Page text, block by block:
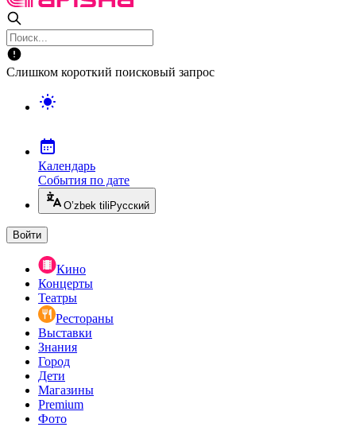
Слишком короткий поисковый запрос
Календарь
События по дате
O’zbek tili Русский
Войти
Кино
Концерты
Театры
Рестораны
Выставки
Знания
Город
Дети
Магазины
Premium
Фото